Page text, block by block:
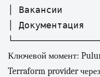
│ Вакансии
│
Ключевой момент:
Terraform provider